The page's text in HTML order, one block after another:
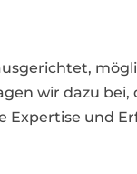
wir dazu bei,
Expertise und